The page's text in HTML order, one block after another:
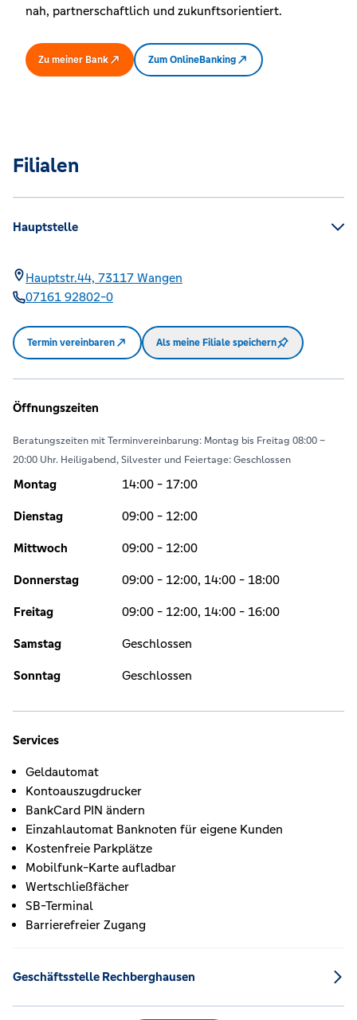
nah, partnerschaftlich und zukunftsorientiert.
Zu meiner Bank Zum OnlineBanking
Filialen
Hauptstelle
Hauptstr.44, 73117 Wangen
07161 92802-0
Termin vereinbaren Als meine Filiale speichern
Öffnungszeiten
Beratungszeiten mit Terminvereinbarung: Montag bis Freitag 08:00 –
20:00 Uhr. Heiligabend, Silvester und Feiertage: Geschlossen
Montag 14:00 - 17:00
Dienstag 09:00 - 12:00
Mittwoch 09:00 - 12:00
Donnerstag 09:00 - 12:00, 14:00 - 18:00
Freitag 09:00 - 12:00, 14:00 - 16:00
Samstag Geschlossen
Sonntag Geschlossen
Services
Geldautomat
Kontoauszugdrucker
BankCard PIN ändern
Einzahlautomat Banknoten für eigene Kunden
Kostenfreie Parkplätze
Mobilfunk-Karte aufladbar
Wertschließfächer
SB-Terminal
Barrierefreier Zugang
Geschäftsstelle Rechberghausen